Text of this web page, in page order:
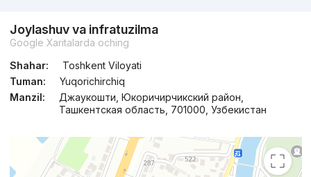
Joylashuv va infratuzilma
Google Xaritalarda oching
Shahar:
Toshkent Viloyati
Tuman:
Yuqorichirchiq
Manzil:
Джаукошти, Юкоричирчикский район,
Ташкентская область, 701000, Узбекистан